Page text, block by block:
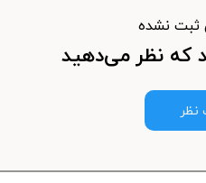
ثبت نشده
که نظر می‌دهید
نظر